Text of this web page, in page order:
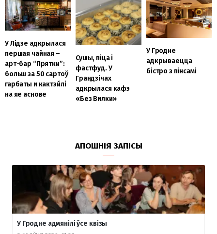
У Лідзе адкрылася
першая чайная –
арт-бар “Прятки”:
больш за 50 сартоў
гарбаты и кактэйлі
на яе аснове
Сушы, піца і
фастфуд. У
Грандзічах
адкрылася кафэ
«Без Вилки»
У Гродне
адкрываецца
бістро з пінсамі
АПОШНІЯ ЗАПІСЫ
У Гродне адмянілі ўсе квізы